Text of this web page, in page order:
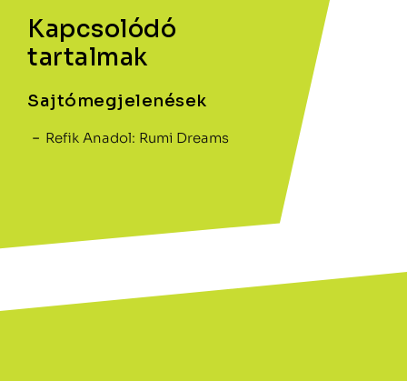
Kapcsolódó
tartalmak
Sajtómegjelenések
Refik Anadol: Rumi Dreams